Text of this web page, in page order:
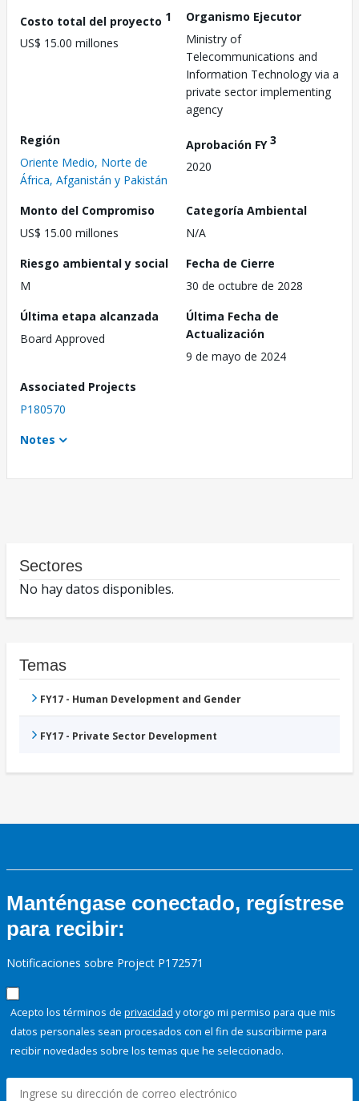
Costo total del proyecto 1
US$ 15.00 millones
Organismo Ejecutor
Ministry of
Telecommunications and
Information Technology via a
private sector implementing
agency
Región
Oriente Medio, Norte de
África, Afganistán y Pakistán
Aprobación FY3
2020
Monto del Compromiso
US$ 15.00 millones
Categoría Ambiental
N/A
Riesgo ambiental y social
M
Fecha de Cierre
30 de octubre de 2028
Última etapa alcanzada
Board Approved
Última Fecha de
Actualización
9 de mayo de 2024
Associated Projects
P180570
Notes
Sectores
No hay datos disponibles.
Temas
FY17 - Human Development and Gender
FY17 - Private Sector Development
Manténgase conectado, regístrese
para recibir:
Notificaciones sobre Project P172571
Acepto los términos de privacidad y otorgo mi permiso para que mis
datos personales sean procesados con el fin de suscribirme para
recibir novedades sobre los temas que he seleccionado.